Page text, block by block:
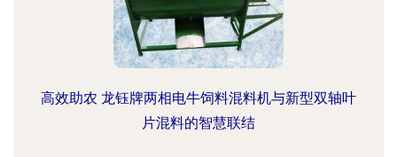
高效助农 龙钰牌两相电牛饲料混料机与新型双轴叶
片混料的智慧联结